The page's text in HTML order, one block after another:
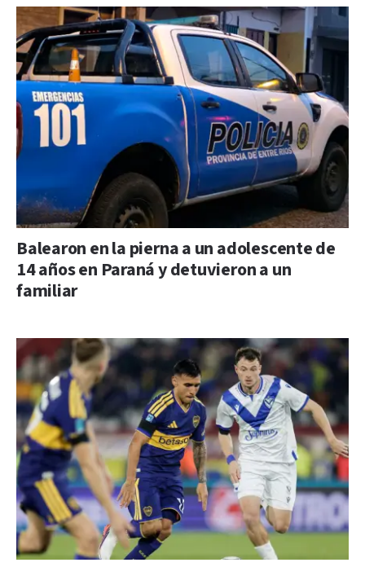
Balearon en la pierna a un adolescente de
14 años en Paraná y detuvieron a un
familiar